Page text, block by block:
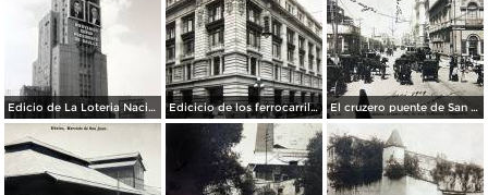
Edicio de La Loteria Nacional Ciudad de México Abril de 1964 Edicicio de los ferrocarriles. El cruzero puente de San Francisco y Guardiola por el fotografo Felix Miret.